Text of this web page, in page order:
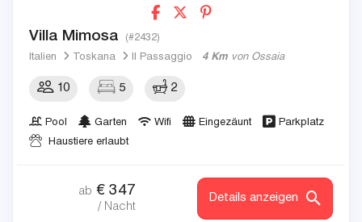
Villa Mimosa (#2432)
Italien Toskana Il Passaggio 4 Km von Ossaia
10 5 2
Pool Garten Wifi Eingezäunt
Parkplatz
Haustiere erlaubt
ab € 347
/ Nacht
Details anzeigen